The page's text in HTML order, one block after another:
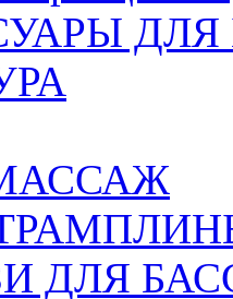
ДЛЯ